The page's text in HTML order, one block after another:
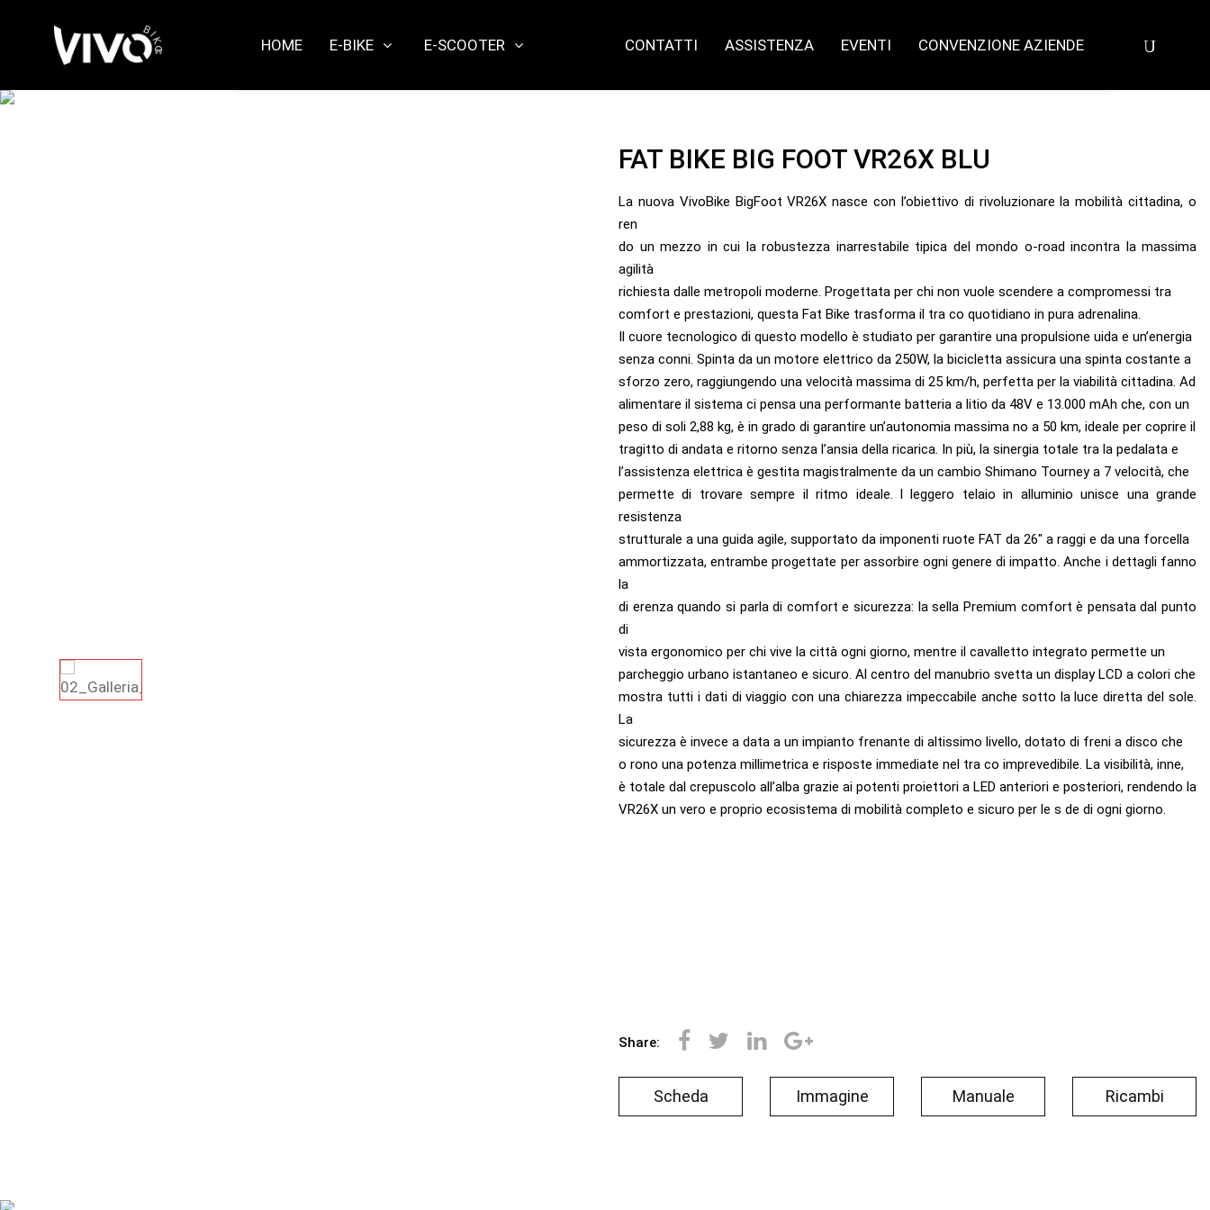
HOME E-BIKE E-SCOOTER CONVENZIONE AZIENDE
EVENTI
ASSISTENZA
CONTATTI
FAT BIKE BIG FOOT VR26X BLU
La nuova VivoBike BigFoot VR26X nasce con l’obiettivo di rivoluzionare la mobilità cittadina, o
ren
do un mezzo in cui la robustezza inarrestabile tipica del mondo o-road incontra la massima
agilità
richiesta dalle metropoli moderne. Progettata per chi non vuole scendere a compromessi tra
comfort e prestazioni, questa Fat Bike trasforma il tra co quotidiano in pura adrenalina.
Il cuore tecnologico di questo modello è studiato per garantire una propulsione uida e un’energia
senza conni. Spinta da un motore elettrico da 250W, la bicicletta assicura una spinta costante a
sforzo zero, raggiungendo una velocità massima di 25 km/h, perfetta per la viabilità cittadina. Ad
alimentare il sistema ci pensa una performante batteria a litio da 48V e 13.000 mAh che, con un
peso di soli 2,88 kg, è in grado di garantire un’autonomia massima no a 50 km, ideale per coprire il
tragitto di andata e ritorno senza l’ansia della ricarica. In più, la sinergia totale tra la pedalata e
l’assistenza elettrica è gestita magistralmente da un cambio Shimano Tourney a 7 velocità, che
permette di trovare sempre il ritmo ideale. l leggero telaio in alluminio unisce una grande
resistenza
strutturale a una guida agile, supportato da imponenti ruote FAT da 26″ a raggi e da una forcella
ammortizzata, entrambe progettate per assorbire ogni genere di impatto. Anche i dettagli fanno
la
di erenza quando si parla di comfort e sicurezza: la sella Premium comfort è pensata dal punto
di
vista ergonomico per chi vive la città ogni giorno, mentre il cavalletto integrato permette un
parcheggio urbano istantaneo e sicuro. Al centro del manubrio svetta un display LCD a colori che
mostra tutti i dati di viaggio con una chiarezza impeccabile anche sotto la luce diretta del sole.
La
sicurezza è invece a data a un impianto frenante di altissimo livello, dotato di freni a disco che
o rono una potenza millimetrica e risposte immediate nel tra co imprevedibile. La visibilità, inne,
è totale dal crepuscolo all’alba grazie ai potenti proiettori a LED anteriori e posteriori, rendendo la
VR26X un vero e proprio ecosistema di mobilità completo e sicuro per le s de di ogni giorno.
Share:
Scheda Immagine Manuale Ricambi